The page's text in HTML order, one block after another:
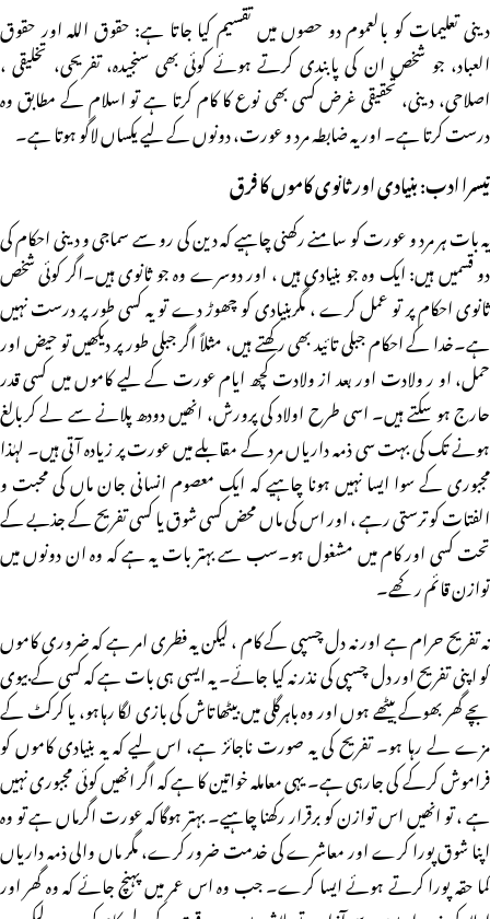
دینی تعلیمات کو بالعموم دو حصوں میں تقسیم کیا جاتا ہے: حقوق اللہ اور حقوق
العباد، جو شخص ان کی پابندی کرتے ہوئے کوئی بھی سنجیدہ، تفریحی، تخلیقی ،
اصلاحی، دینی، تحقیقی غرض کسی بھی نوع کا کام کرتا ہے تو اسلام کے مطابق وہ
درست کرتا ہے۔ اور یہ ضابطہ مرد و عورت، دونوں کے لیے یکساں لاگو ہوتا ہے۔
تیسرا ادب: بنیادی اور ثانوی کاموں کا فرق
یہ بات ہر مرد و عورت کو سامنے رکھنی چاہیے کہ دین کی رو سے سماجی و دینی احکام کی
دو قسمیں ہیں: ایک وہ جو بنیادی ہیں ، اور دوسرے وہ جو ثانوی ہیں۔اگر کوئی شخص
ثانوی احکام پر تو عمل کرے ، مگربنیادی کو چھوڑ دے تو یہ کسی طور پر درست نہیں
ہے۔خدا کے احکام جبلی تائید بھی رکھتے ہیں، مثلاً اگر جبلی طور پر دیکھیں تو حیض اور
حمل، او ر ولادت اور بعد از ولادت کچھ ایام عورت کے لیے کاموں میں کسی قدر
حارج ہو سکتے ہیں۔ اسی طرح اولاد کی پرورش، انھیں دودھ پلانے سے لے کربالغ
ہونے تک کی بہت سی ذمہ داریاں مرد کے مقابلے میں عورت پر زیادہ آتی ہیں۔ لہٰذا
مجبوری کے سوا ایسا نہیں ہونا چاہیے کہ ایک معصوم انسانی جان ماں کی محبت و
الفتات کو ترستی رہے ، اور اس کی ماں محض کسی شوق یا کسی تفریح کے جذبے کے
تحت کسی اور کام میں مشغول ہو۔سب سے بہتر بات یہ ہے کہ وہ ان دونوں میں
توازن قائم رکھے۔
نہ تفریح حرام ہے اور نہ دل چسپی کے کام ، لیکن یہ فطری امر ہے کہ ضروری کاموں
کو اپنی تفریح اور دل چسپی کی نذر نہ کیا جائے۔ یہ ایسی ہی بات ہے کہ کسی کے بیوی
بچے گھر بھوکے بیٹھے ہوں اور وہ باہرگلی میں بیٹھاتاش کی بازی لگا رہاہو، یا کرکٹ کے
مزے لے رہا ہو۔ تفریح کی یہ صورت ناجائز ہے، اس لیے کہ یہ بنیادی کاموں کو
فراموش کرکے کی جارہی ہے۔ یہی معاملہ خواتین کا ہے کہ اگر انھیں کوئی مجبوری نہیں
ہے ، تو انھیں اس توازن کو برقرار رکھنا چاہیے۔ بہتر ہوگا کہ عورت اگرماں ہے تو وہ
اپنا شوق پورا کرے اور معاشرے کی خدمت ضرور کرے، مگر ماں والی ذمہ داریاں
کما حقہ پورا کرتے ہوئے ایسا کرے۔ جب وہ اس عمر میں پہنچ جائے کہ وہ گھر اور